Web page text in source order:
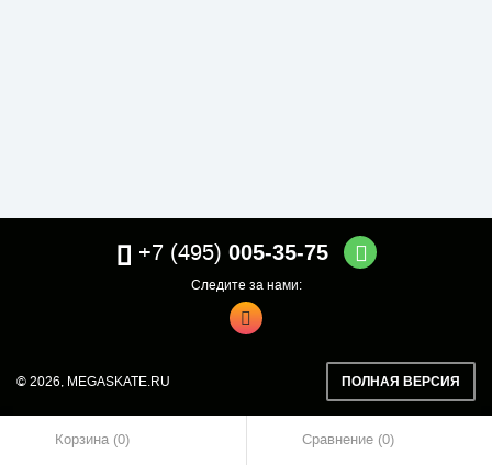
Корзина (0) Сравнение 0
+7 (495) 005-35-75
Следите за нами:
© 2026, MEGASKATE.RU ПОЛНАЯ ВЕРСИЯ